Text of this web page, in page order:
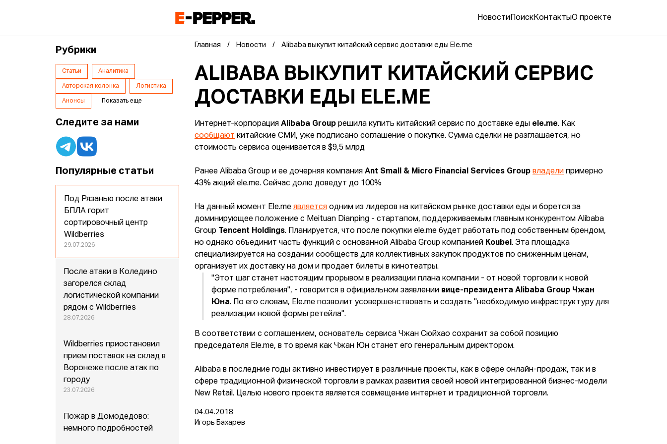
Новости ПоискКонтактыО проекте
Главная Новости Alibaba выкупит китайский сервис доставки еды Ele.me
ALIBABA ВЫКУПИТ КИТАЙСКИЙ СЕРВИС
ДОСТАВКИ ЕДЫ ELE.ME
Интернет-корпорацияAlibaba Group решила купить китайский сервис по доставке еды еle.me. Как
сообщают китайские СМИ, уже подписано соглашение о покупке. Сумма сделки не разглашается, но
стоимость сервиса оценивается в $9,5 млрд
Ранее Alibaba Group и ее дочерняя компанияAnt Small & Micro Financial Services Group владели примерно
43% акций еle.me. Сейчас долю доведут до 100%
На данный момент Ele.meявляется одним из лидеров на китайском рынке доставки еды и борется за
доминирующее положение с Meituan Dianping - стартапом, поддерживаемым главным конкурентом Alibaba
Group
Tencent Holdings. Планируется, что после покупки еle.me будет работать под собственным брендом,
но однако объединит часть функций с основанной Alibaba Group компанией Koubei. Эта площадка
специализируется на создании сообществ для коллективных закупок продуктов по сниженным ценам,
организует их доставку на дом и продает билеты в кинотеатры.
"Этот шаг станет настоящим прорывом в реализации плана компании - от новой торговли к новой
форме потребления", - говорится в официальном заявлении вице-президента Alibaba Group Чжан
Юна. По его словам, Ele.me позволит усовершенствовать и создать "необходимую инфраструктуру для
реализации новой формы ретейла".
В соответствии с соглашением, основатель сервиса Чжан Сюйхао сохранит за собой позицию
председателя Ele.me, в то время как Чжан Юн станет его генеральным директором.
Alibaba в последние годы активно инвестирует в различные проекты, как в сфере онлайн-продаж, так и в
сфере традиционной физической торговли в рамках развития своей новой интегрированной бизнес-модели
New Retail. Целью нового проекта является совмещение интернет и традиционной торговли.
04.04.2018
Игорь Бахарев
Рубрики
Статьи Аналитика
Авторская колонка Логистика
Анонсы Показать еще
Следите за нами
Популярные статьи
Под Рязанью после атаки
БПЛА горит
сортировочный центр
Wildberries
29.07.2026
После атаки в Коледино
загорелся склад
логистической компании
рядом с Wildberries
28.07.2026
Wildberries приостановил
прием поставок на склад в
Воронеже после атак по
городу
23.07.2026
Пожар в Домодедово:
немного подробностей